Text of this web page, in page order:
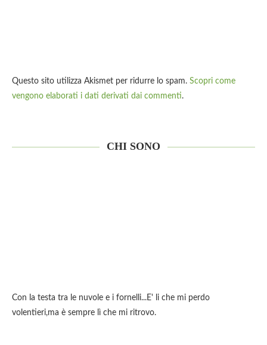
Questo sito utilizza Akismet per ridurre lo spam. Scopri come
vengono elaborati i dati derivati dai commenti.
CHI SONO
Con la testa tra le nuvole e i fornelli...E' li che mi perdo
volentieri,ma è sempre lì che mi ritrovo.